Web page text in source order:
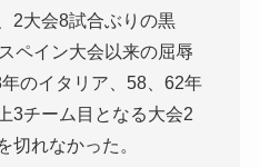
2大会8試合ぶりの黒
ペイン大会以来の屈辱
のイタリア、58、62年
3チーム目となる大会2
切れなかった。